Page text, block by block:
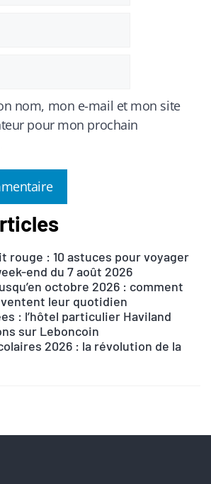
nom, mon e-mail et mon site
pour mon prochain
rouge : 10 astuces pour voyager
end du 7 août 2026
octobre 2026 : comment
leur quotidien
: l’hôtel particulier Haviland
sur Leboncoin
2026 : la révolution de la